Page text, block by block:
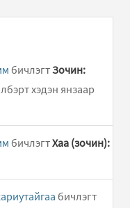
бичлэгтЗочин:
хэдэн янзаар
бичлэгтХаа (зочин):
бичлэгт